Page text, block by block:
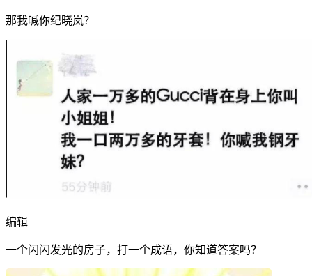
那我喊你纪晓岚？
编辑
一个闪闪发光的房子，打一个成语，你知道答案吗？